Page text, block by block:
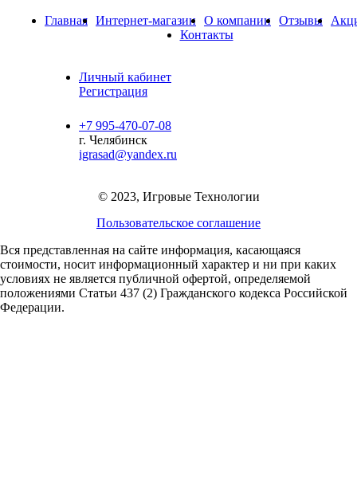
Главная Интернет-магазин О компании Отзывы
Контакты
Личный кабинет
Регистрация
+7 995-470-07-08
г. Челябинск
igrasad@yandex.ru
© 2023, Игровые Технологии
Пользовательское соглашение
Вся представленная на сайте информация, касающаяся
стоимости, носит информационный характер и ни при каких
условиях не является публичной офертой, определяемой
положениями Статьи 437 (2) Гражданского кодекса Российской
Федерации.